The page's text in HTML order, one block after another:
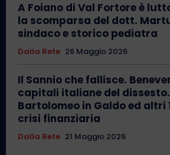
A Foiano di Val Fortore è
la scomparsa del dott.
sindaco e storico pediatra
Dalla Rete 26 Maggio 2026
Il Sannio che fallisce.
capitali italiane del dissesto.
Bartolomeo in Galdo ed altri
crisi finanziaria
Dalla Rete 21 Maggio 2026